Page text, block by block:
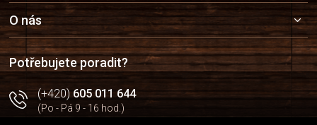
a
t
í
O nás
Potřebujete poradit?
(+420)605 011 644
(Po - Pá 9 - 16 hod.)